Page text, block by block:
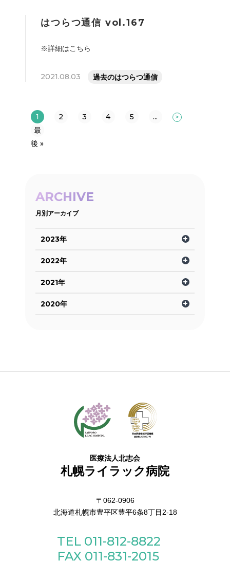
はつらつ通信 vol.167
※詳細はこちら
2021.08.03 過去のはつらつ通信
1 2 3 4 5 ... >
最
後 »
ARCHIVE
月別アーカイブ
2023年
2022年
2021年
2020年
医療法人北志会
札幌ライラック病院
〒062-0906
北海道札幌市豊平区豊平6条8丁目2-18
TEL 011-812-8822
FAX 011-831-2015